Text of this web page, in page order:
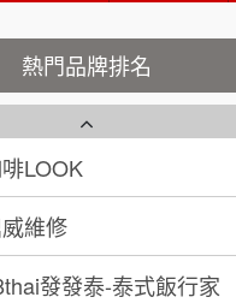
熱門品牌排名
小米甜甜圈
癮
LOOK
維修
發發泰-泰式飯行家
100萬 ~ 200萬
200萬~300萬
/小姐
100萬~150萬